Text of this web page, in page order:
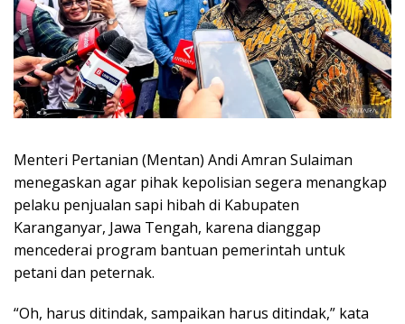
Menteri Pertanian (Mentan) Andi Amran Sulaiman
menegaskan agar pihak kepolisian segera menangkap
pelaku penjualan sapi hibah di Kabupaten
Karanganyar, Jawa Tengah, karena dianggap
mencederai program bantuan pemerintah untuk
petani dan peternak.
“Oh, harus ditindak, sampaikan harus ditindak,” kata